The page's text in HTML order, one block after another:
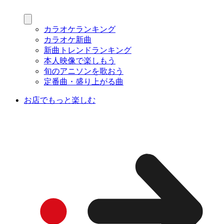
カラオケランキング
カラオケ新曲
新曲トレンドランキング
本人映像で楽しもう
旬のアニソンを歌おう
定番曲・盛り上がる曲
お店でもっと楽しむ